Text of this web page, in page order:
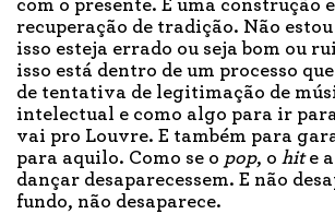
com o presente. É uma construção
recuperação de tradição. Não
isso esteja errado ou seja bom ou
isso está dentro de um processo
de tentativa de legitimação de
intelectual e como algo para ir
vai pro Louvre. E também para
para aquilo. Como se o pop, o hite
dançar desaparecessem. E não
fundo, não desaparece.